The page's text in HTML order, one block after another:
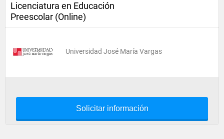
Licenciatura en Educación
Preescolar (Online)
Universidad José María Vargas
Solicitar información